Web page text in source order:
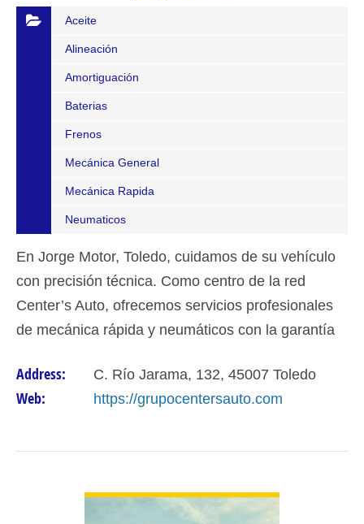
Aceite
Alineación
Amortiguación
Baterias
Frenos
Mecánica General
Mecánica Rapida
Neumaticos
En Jorge Motor, Toledo, cuidamos de su vehículo
con precisión técnica. Como centro de la red
Center’s Auto, ofrecemos servicios profesionales
de mecánica rápida y neumáticos con la garantía
Address: C. Río Jarama, 132, 45007 Toledo
Web: https://grupocentersauto.com